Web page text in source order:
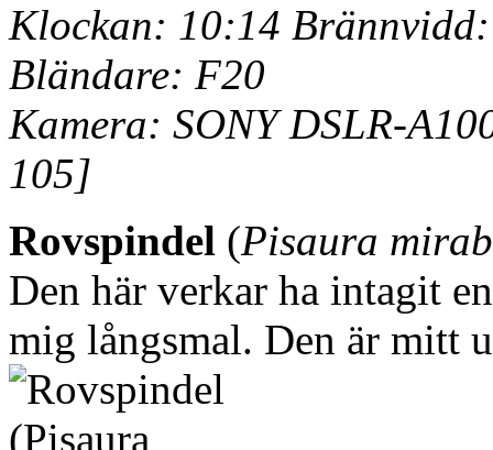
Klockan: 10:14
Bländare: F20
Kamera: SONY DSLR-
105]
Rovspindel (Pisaura
Den här verkar ha intagit
mig långsmal. Den är mitt